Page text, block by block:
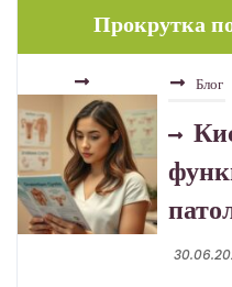
Прокрутка
Блог